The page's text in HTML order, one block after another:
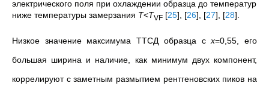
электрического поля при охлаждении образца до температур
ниже температуры замерзания T<TVF [25] [26] [27] [28]
Низкое значение максимума ТТСД образца сx=0,55, его
большая ширина и наличие, как минимум двух компонент,
коррелируют с заметным размытием рентгеновских пиков на